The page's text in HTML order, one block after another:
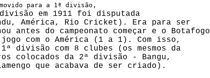
para a 1ª divisão,
em 1911 foi disputada
América, Rio Cricket). Era para ser
antes do campeonato começar e o Botafogo
com o América (1 a 1). Com isso,
divisão com 8 clubes (os mesmos da
colocados da 2ª divisão - Bangu,
que acabava de ser criado).